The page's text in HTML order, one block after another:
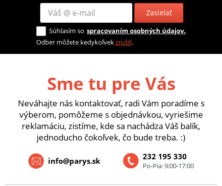
Zasielať
Súhlasím so spracovaním osobných údajov.
Odber môžete kedykoľvekzrušiť.
Sme tu pre Vás
Neváhajte nás kontaktovať, radi Vám poradíme s
výberom, pomôžeme s objednávkou, vyriešime
reklamáciu, zistíme, kde sa nachádza Váš balík,
jednoducho čokoľvek, čo bude treba. :)
232 195 330
Po-Pia: 9:00-17:00
info@parys.sk